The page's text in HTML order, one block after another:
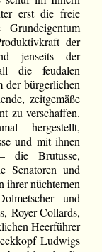
erst die freie
der
jenseits der
die feudalen
der bürgerlichen
zeitgemäße
zu verschaffen.
hergestellt,
und mit ihnen
die Brutusse,
Senatoren und
ihrer nüchternen
und
Royer-Collards,
Heerführer
Ludwigs